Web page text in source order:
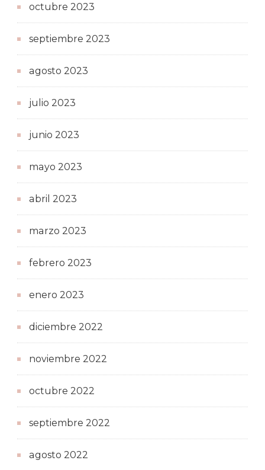
octubre 2023
septiembre 2023
agosto 2023
julio 2023
junio 2023
mayo 2023
abril 2023
marzo 2023
febrero 2023
enero 2023
diciembre 2022
noviembre 2022
octubre 2022
septiembre 2022
agosto 2022